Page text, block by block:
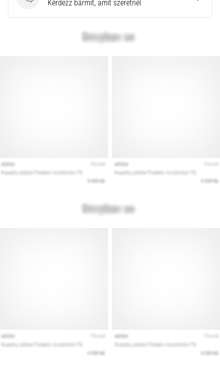
KérdésekKérdezz bármit, amit szeretnél